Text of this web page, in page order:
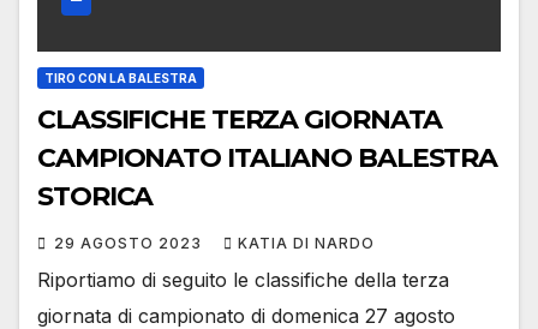
TIRO CON LA BALESTRA
CLASSIFICHE TERZA GIORNATA
CAMPIONATO ITALIANO BALESTRA
STORICA
29 AGOSTO 2023 KATIA DI NARDO
Riportiamo di seguito le classifiche della terza
giornata di campionato di domenica 27 agosto